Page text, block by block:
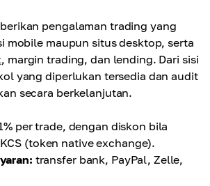
pengalaman trading yang
mobile maupun situs desktop, serta
, margin trading, dan lending. Dari sisi
yang diperlukan tersedia dan audit
secara berkelanjutan.
per trade, dengan diskon bila
(token native exchange).
transfer bank, PayPal, Zelle,